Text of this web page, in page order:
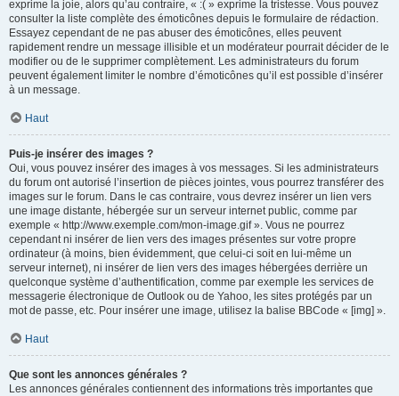
exprime la joie, alors qu’au contraire, « :( » exprime la tristesse. Vous pouvez
consulter la liste complète des émoticônes depuis le formulaire de rédaction.
Essayez cependant de ne pas abuser des émoticônes, elles peuvent
rapidement rendre un message illisible et un modérateur pourrait décider de le
modifier ou de le supprimer complètement. Les administrateurs du forum
peuvent également limiter le nombre d’émoticônes qu’il est possible d’insérer
à un message.
Haut
Puis-je insérer des images ?
Oui, vous pouvez insérer des images à vos messages. Si les administrateurs
du forum ont autorisé l’insertion de pièces jointes, vous pourrez transférer des
images sur le forum. Dans le cas contraire, vous devrez insérer un lien vers
une image distante, hébergée sur un serveur internet public, comme par
exemple « http://www.exemple.com/mon-image.gif ». Vous ne pourrez
cependant ni insérer de lien vers des images présentes sur votre propre
ordinateur (à moins, bien évidemment, que celui-ci soit en lui-même un
serveur internet), ni insérer de lien vers des images hébergées derrière un
quelconque système d’authentification, comme par exemple les services de
messagerie électronique de Outlook ou de Yahoo, les sites protégés par un
mot de passe, etc. Pour insérer une image, utilisez la balise BBCode « [img] ».
Haut
Que sont les annonces générales ?
Les annonces générales contiennent des informations très importantes que